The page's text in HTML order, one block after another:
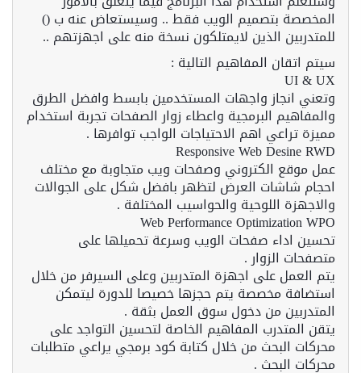
المخصصة بتصميم الويب فقط .. وسيستعاض عنه ب ()
للمتدربين الذين لايمتلكون نسخة منه على اجهزتهم ..
سيتم اتقان المفاهيم التالية :
UI & UX
وتعني انجاز واجهات المستخدمين بابسط وافضل الطرق
والمفاهيم البرمجية واعطاء زوار الصفحات تجربة استخدام
مميزة تراعي اهم الاحتياجات الواجب توافرها .
Responsive Web Desine RWD
عمل موقع الكتروني وصفحات ويب متجاوبة مع مختلف
احجام شاشات العرض لتظهر بافضل شكل على الجوالات
والاجهزة اللوحية والحواسيب المختلفة .
Web Performance Optimization WPO
تحسين اداء صفحات الويب وسرعة تحميلها على
متصفحات الزوار .
يتم العمل على اجهزة المتدربين وعلى السيرفر من خلال
استضافة مخصصة يتم حجزها خصيصا للدورة ليتمكن
المتدربين من دخول سوق العمل بثقة .
يتقن المتدرب المفاهيم الخاصة لتحسين التواجد على
محركات البحث من خلال كتابة كود برمجي يراعي متطلبات
محركات البحث .